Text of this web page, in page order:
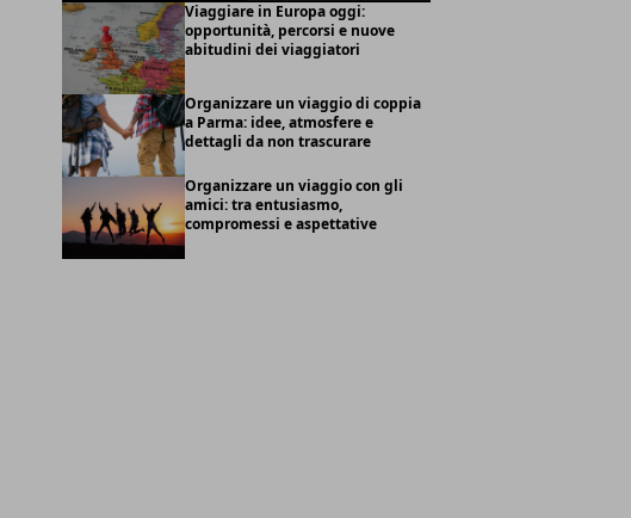
Viaggiare in Europa oggi:
opportunità, percorsi e nuove
abitudini dei viaggiatori
Organizzare un viaggio di coppia
a Parma: idee, atmosfere e
dettagli da non trascurare
Organizzare un viaggio con gli
amici: tra entusiasmo,
compromessi e aspettative